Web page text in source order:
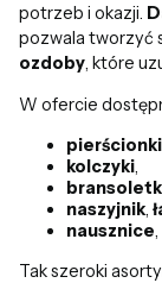
potrzeb i okazji.
pozwala tworzyć
ozdoby, które
W ofercie
pierścionki
kolczyki,
naszyjnik,
nausznice,
Tak szeroki